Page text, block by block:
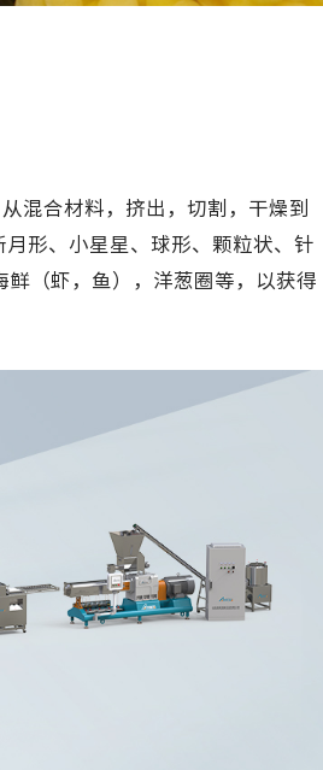
混合材料，挤出，切割，干燥到
形、小星星、球形、颗粒状、针
（虾，鱼），洋葱圈等，以获得